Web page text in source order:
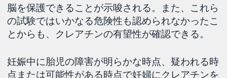
脳を保護できることが示唆される。また、これら
の試験ではいかなる危険性も認められなかったこ
とからも、クレアチンの有望性が確認できる。
妊娠中に胎児の障害が明らかな時点、疑われる時
点または可能性がある時点で妊婦にクレアチンを